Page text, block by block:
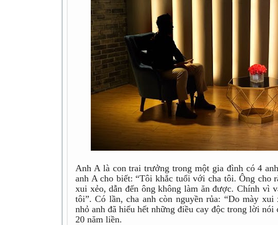
Anh A là con trai trưởng trong một gia đình có 4
anh A cho biết: “Tôi khắc tuổi với cha tôi. Ông cho
xui xẻo, dẫn đến ông không làm ăn được. Chính vì
tôi”. Có lần, cha anh còn nguyền rủa: “Do mày
nhỏ anh đã hiểu hết những điều cay độc trong lời
20 năm liền.